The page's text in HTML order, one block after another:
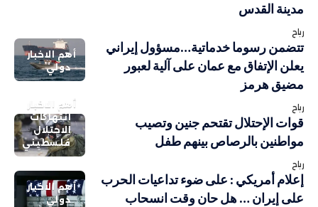
مدينة القدس
رباح
أهم الاخبار
دولي
تتضمن رسوما خدماتية…مسؤول إيراني
يعلن الإتفاق مع عمان على آلية لعبور
مضيق هرمز
رباح
أهم الاخبار
انتهاكات
الاحتلال
فلسطيني
قوات الإحتلال تقتحم جنين وتصيب
مواطنين بالرصاص بينهم طفل
رباح
أهم الاخبار
دولي
إعلام أمريكي : على ضوء تداعيات الحرب
على إيران … هل حان وقت انسحاب